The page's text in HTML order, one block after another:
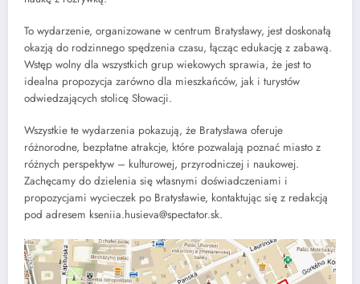
To wydarzenie, organizowane w centrum Bratysławy, jest doskonałą
okazją do rodzinnego spędzenia czasu, łącząc edukację z zabawą.
Wstęp wolny dla wszystkich grup wiekowych sprawia, że jest to
idealna propozycja zarówno dla mieszkańców, jak i turystów
odwiedzających stolicę Słowacji.
Wszystkie te wydarzenia pokazują, że Bratysława oferuje
różnorodne, bezpłatne atrakcje, które pozwalają poznać miasto z
różnych perspektyw – kulturowej, przyrodniczej i naukowej.
Zachęcamy do dzielenia się własnymi doświadczeniami i
propozycjami wycieczek po Bratysławie, kontaktując się z redakcją
pod adresem kseniia.husieva@spectator.sk.